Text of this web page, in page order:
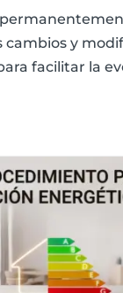
cambios y
facilitar la